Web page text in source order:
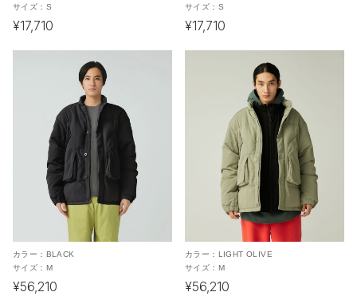
サイズ： S
¥17,710
サイズ： S
¥17,710
カラー： BLACK
サイズ： M
¥56,210
カラー： LIGHT OLIVE
サイズ： M
¥56,210